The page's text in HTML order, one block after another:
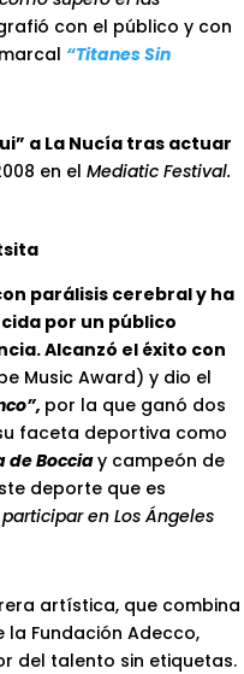
con el público y con
“Titanes Sin
a La Nucía tras actuar
en el Mediatic Festival.
parálisis cerebral y ha
por un público
Alcanzó el éxito con
Music Award) y dio el
por la que ganó dos
faceta deportiva como
de Bocciay campeón de
deporte que es
en Los Ángeles
artística, que combina
Fundación Adecco,
del talento sin etiquetas.